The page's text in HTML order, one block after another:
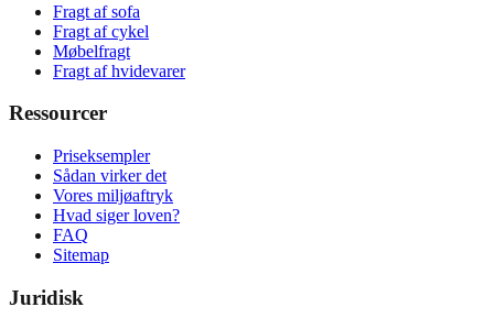
Fragt af sofa
Fragt af cykel
Møbelfragt
Fragt af hvidevarer
Ressourcer
Priseksempler
Sådan virker det
Vores miljøaftryk
Hvad siger loven?
FAQ
Sitemap
Juridisk